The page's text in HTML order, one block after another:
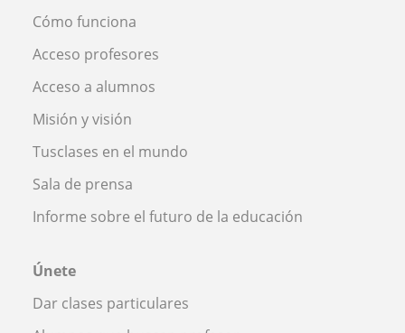
Cómo funciona
Acceso profesores
Acceso a alumnos
Misión y visión
Tusclases en el mundo
Sala de prensa
Informe sobre el futuro de la educación
Únete
Dar clases particulares